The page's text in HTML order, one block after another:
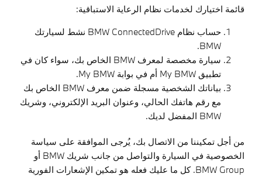
قائمة اختيارك لخدمات نظام الرعاية الاستباقية:
حساب نظام BMW ConnectedDrive نشط لسيارتك
BMW.
سيارة مخصصة لمعرف BMW الخاص بك، سواء كان في
تطبيق My BMW أم في بوابة My BMW.
بياناتك الشخصية مسجلة ضمن معرف BMW الخاص بك
مع رقم هاتفك الحالي، وعنوان البريد الإلكتروني، وشريك
BMW المفضل لديك.
من أجل تمكيننا من الاتصال بك، يُرجى الموافقة على سياسة
الخصوصية في السيارة والتواصل من جانب شريك BMW أو
BMW Group. كل ما عليك فعله هو تمكين الإشعارات الفورية